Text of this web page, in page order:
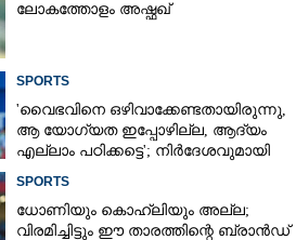
ലോകത്തോളം അഷ്ഫഖ്
SPORTS
'വൈഭവിനെ ഒഴിവാക്കേണ്ടതായിരുന്നു,​
ആ യോഗ്യത ഇപ്പോഴില്ല, ആദ്യം
എല്ലാം പഠിക്കട്ടെ'; നിർദേശവുമായി
SPORTS
ധോണിയും കൊഹ്‌ലിയും അല്ല;
വിരമിച്ചിട്ടും ഈ താരത്തിന്റെ ബ്രാൻഡ്